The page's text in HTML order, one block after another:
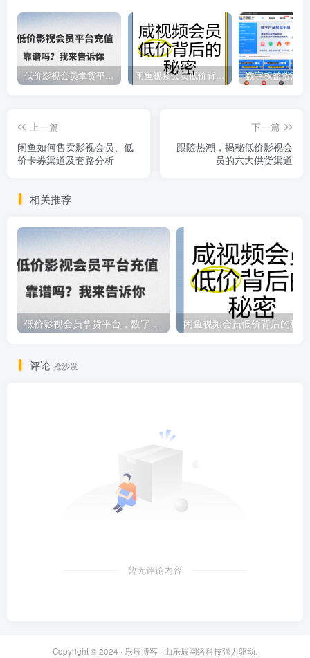
低价影视会员拿货平台，数字权益卡券优质服务商 闲鱼视频会员低价背后的秘密
上一篇
闲鱼如何售卖影视会员、低
价卡券渠道及套路分析
下一篇
跟随热潮，揭秘低价影视会
员的六大供货渠道
相关推荐
低价影视会员拿货平台，数字权益卡券优质服务商 闲鱼视频会员低价背后的秘密
评论 抢沙发
暂无评论内容
Copyright © 2024 · 乐辰博客 · 由乐辰网络科技强力驱动.